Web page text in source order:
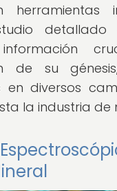
herramientas
detallado
información
de su
en diversos
la industria de